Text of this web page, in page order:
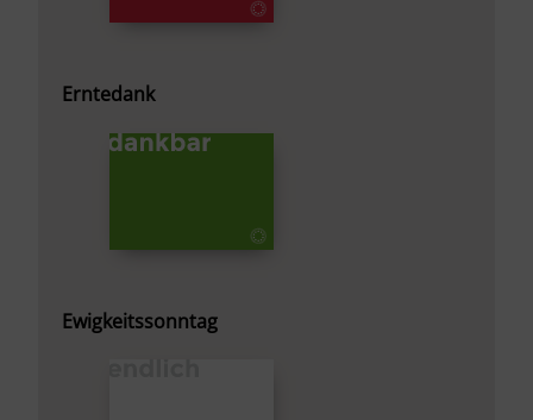
Erntedank
Ewigkeitssonntag